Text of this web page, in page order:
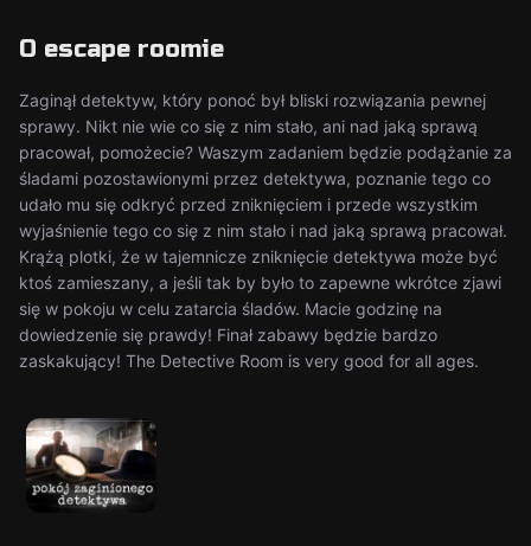
O escape roomie
Zaginął detektyw, który ponoć był bliski rozwiązania pewnej
sprawy. Nikt nie wie co się z nim stało, ani nad jaką sprawą
pracował, pomożecie? Waszym zadaniem będzie podążanie za
śladami pozostawionymi przez detektywa, poznanie tego co
udało mu się odkryć przed zniknięciem i przede wszystkim
wyjaśnienie tego co się z nim stało i nad jaką sprawą pracował.
Krążą plotki, że w tajemnicze zniknięcie detektywa może być
ktoś zamieszany, a jeśli tak by było to zapewne wkrótce zjawi
się w pokoju w celu zatarcia śladów. Macie godzinę na
dowiedzenie się prawdy! Finał zabawy będzie bardzo
zaskakujący! The Detective Room is very good for all ages.